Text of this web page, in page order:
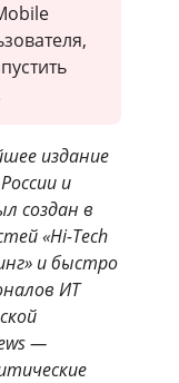
издание
и
создан в
«Hi-Tech
и быстро
ИТ
—